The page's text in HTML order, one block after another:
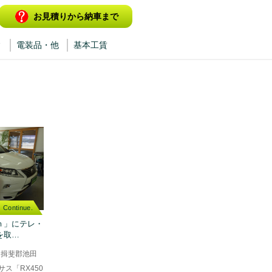
お見積りから納車まで
電装品・他 基本工賃
Continue.
にテレ・
取…
斐郡池田
ス「RX450